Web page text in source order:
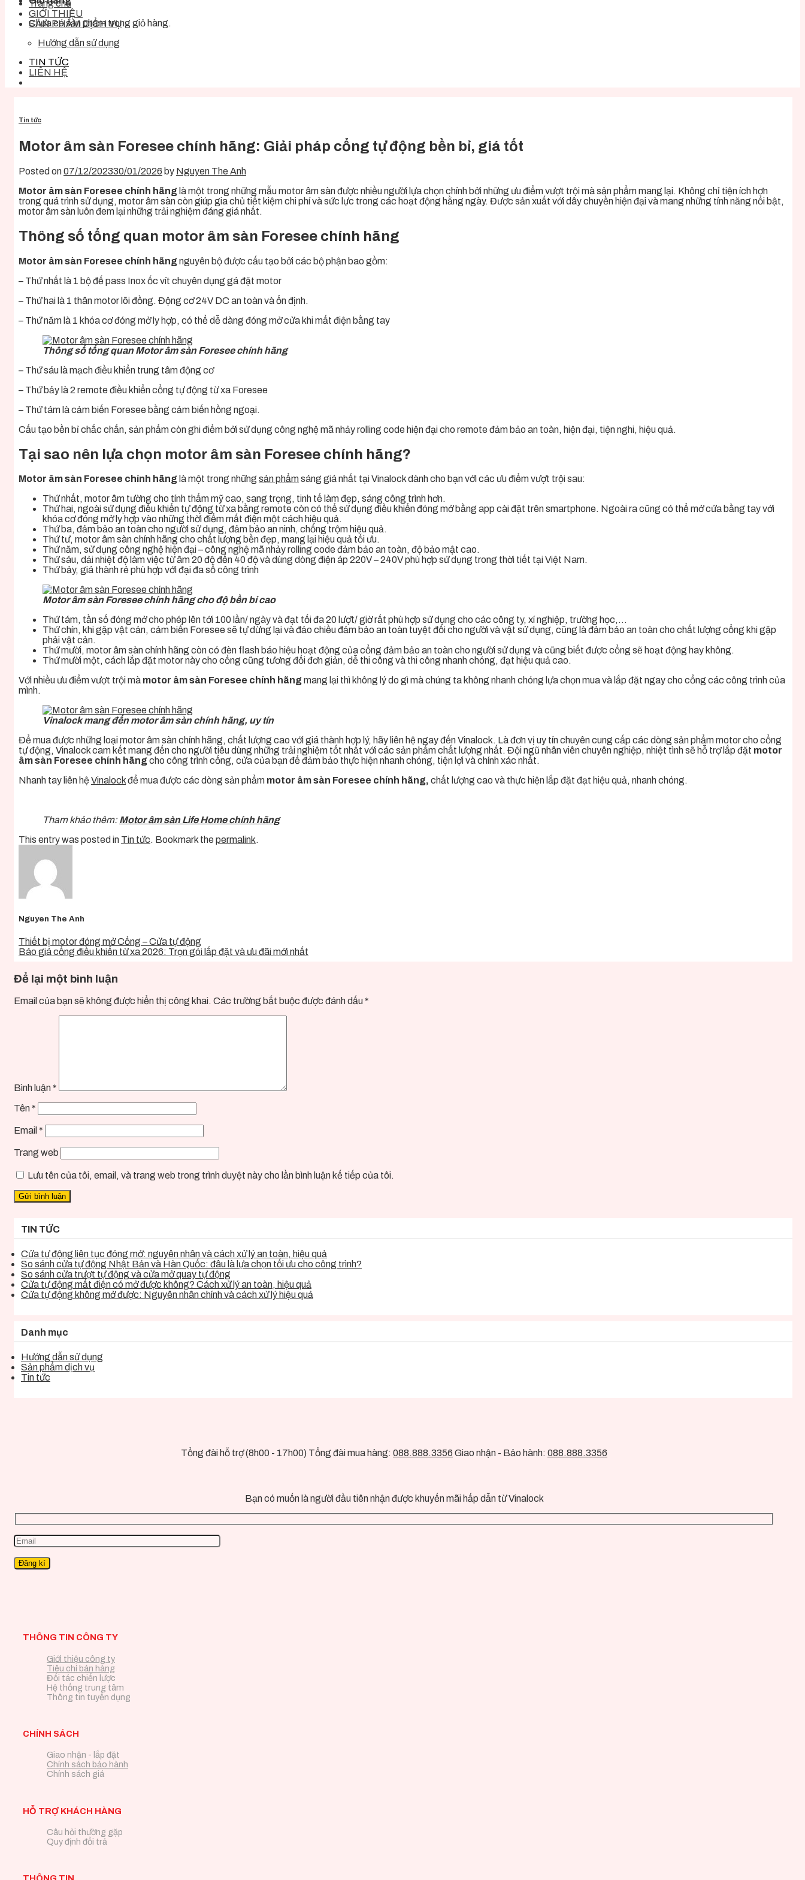
Chưa có sản phẩm trong giỏ hàng.
Trang chủ
GIỚI THIỆU
SẢN PHẨM DỊCH VỤ
Hướng dẫn sử dụng
TIN TỨC
LIÊN HỆ
Tin tức
Motor âm sàn Foresee chính hãng: Giải pháp cổng tự động bền bỉ, giá tốt
Posted on07/12/202330/01/2026 by Nguyen The Anh
Motor âm sàn Foresee chính hãng là một trong những mẫu motor âm sàn được nhiều người lựa chọn chính bởi những ưu điểm vượt trội mà sản phẩm mang lại. Không chỉ tiện ích hơn
trong quá trình sử dụng, motor âm sàn còn giúp gia chủ tiết kiệm chi phí và sức lực trong các hoạt động hằng ngày. Được sản xuất với dây chuyền hiện đại và mang những tính năng nổi bật,
motor âm sàn luôn đem lại những trải nghiệm đáng giá nhất.
Thông số tổng quan motor âm sàn Foresee chính hãng
Motor âm sàn Foresee chính hãng nguyên bộ được cấu tạo bởi các bộ phận bao gồm:
– Thứ nhất là 1 bộ đế pass Inox ốc vít chuyên dụng gá đặt motor
– Thứ hai là 1 thân motor lõi đồng. Động cơ 24V DC an toàn và ổn định.
– Thứ năm là 1 khóa cơ đóng mở ly hợp, có thể dễ dàng đóng mở cửa khi mất điện bằng tay
Thông số tổng quan Motor âm sàn Foresee chính hãng
– Thứ sáu là mạch điều khiển trung tâm động cơ
– Thứ bảy là 2 remote điều khiển cổng tự động từ xa Foresee
– Thứ tám là cảm biến Foresee bằng cảm biến hồng ngoại.
Cấu tạo bền bỉ chắc chắn, sản phẩm còn ghi điểm bởi sử dụng công nghệ mã nhảy rolling code hiện đại cho remote đảm bảo an toàn, hiện đại, tiện nghi, hiệu quả.
Tại sao nên lựa chọn motor âm sàn Foresee chính hãng?
Motor âm sàn Foresee chính hãng là một trong những sản phẩmsáng giá nhất tại Vinalock dành cho bạn với các ưu điểm vượt trội sau:
Thứ nhất, motor âm tường cho tính thẩm mỹ cao, sang trọng, tinh tế làm đẹp, sáng công trình hơn.
Thứ hai, ngoài sử dụng điều khiển tự động từ xa bằng remote còn có thể sử dụng điều khiển đóng mở bằng app cài đặt trên smartphone. Ngoài ra cũng có thể mở cửa bằng tay với
khóa cơ đóng mở ly hợp vào những thời điểm mất điện một cách hiệu quả.
Thứ ba, đảm bảo an toàn cho người sử dụng, đảm bảo an ninh, chống trộm hiệu quả.
Thứ tư, motor âm sàn chính hãng cho chất lượng bền đẹp, mang lại hiệu quả tối ưu.
Thứ năm, sử dụng công nghệ hiện đại – công nghệ mã nhảy rolling code đảm bảo an toàn, độ bảo mật cao.
Thứ sáu, dải nhiệt độ làm việc từ âm 20 độ đến 40 độ và dùng dòng điện áp 220V – 240V phù hợp sử dụng trong thời tiết tại Việt Nam.
Thứ bảy, giá thành rẻ phù hợp với đại đa số công trình
Motor âm sàn Foresee chính hãng cho độ bền bỉ cao
Thứ tám, tần số đóng mở cho phép lên tới 100 lần/ ngày và đạt tối đa 20 lượt/ giờ rất phù hợp sử dụng cho các công ty, xí nghiệp, trường học,…
Thứ chín, khi gặp vật cản, cảm biến Foresee sẽ tự dừng lại và đảo chiều đảm bảo an toàn tuyệt đối cho người và vật sử dụng, cũng là đảm bảo an toàn cho chất lượng cổng khi gặp
phải vật cản.
Thứ mười, motor âm sàn chính hãng còn có đèn flash báo hiệu hoạt động của cổng đảm bảo an toàn cho người sử dụng và cũng biết được cổng sẽ hoạt động hay không.
Thứ mười một, cách lắp đặt motor này cho cổng cũng tương đối đơn giản, dễ thi công và thi công nhanh chóng, đạt hiệu quả cao.
Với nhiều ưu điểm vượt trội mà motor âm sàn Foresee chính hãng mang lại thì không lý do gì mà chúng ta không nhanh chóng lựa chọn mua và lắp đặt ngay cho cổng các công trình của
mình.
Vinalock mang đến motor âm sàn chính hãng, uy tín
Để mua được những loạimotor âm sàn chính hãng, chất lượng cao với giá thành hợp lý, hãy liên hệ ngay đến Vinalock. Là đơn vị uy tín chuyên cung cấp các dòng sản phẩm motor cho cổng
tự động, Vinalock cam kết mang đến cho người tiêu dùng những trải nghiệm tốt nhất với các sản phẩm chất lượng nhất. Đội ngũ nhân viên chuyên nghiệp, nhiệt tình sẽ hỗ trợ lắp đặt motor
âm sàn Foresee chính hãng cho công trình cổng, cửa của bạn để đảm bảo thực hiện nhanh chóng, tiện lợi và chính xác nhất.
Nhanh tay liên hệVinalockđể mua được các dòng sản phẩm motor âm sàn Foresee chính hãng, chất lượng cao và thực hiện lắp đặt đạt hiệu quả, nhanh chóng.
Tham khảo thêm: Motor âm sàn Life Home chính hãng
This entry was posted in Tin tức. Bookmark thepermalink.
Nguyen The Anh
Thiết bị motor đóng mở Cổng – Cửa tự động
Báo giá cổng điều khiển từ xa 2026: Trọn gói lắp đặt và ưu đãi mới nhất
Để lại một bình luận
Email của bạn sẽ không được hiển thị công khai. Các trường bắt buộc được đánh dấu *
Bình luận *
Tên *
Email *
Trang web
Lưu tên của tôi, email, và trang web trong trình duyệt này cho lần bình luận kế tiếp của tôi.
TIN TỨC
Cửa tự động liên tục đóng mở: nguyên nhân và cách xử lý an toàn, hiệu quả
So sánh cửa tự động Nhật Bản và Hàn Quốc: đâu là lựa chọn tối ưu cho công trình?
So sánh cửa trượt tự động và cửa mở quay tự động
Cửa tự động mất điện có mở được không? Cách xử lý an toàn, hiệu quả
Cửa tự động không mở được: Nguyên nhân chính và cách xử lý hiệu quả
Danh mục
Hướng dẫn sử dụng
Sản phẩm dịch vụ
Tin tức
Tổng đài hỗ trợ (8h00 - 17h00) Tổng đài mua hàng: 088.888.3356 Giao nhận - Bảo hành: 088.888.3356
Bạn có muốn là người đầu tiên nhận được khuyến mãi hấp dẫn từ Vinalock
THÔNG TIN CÔNG TY
Giới thiệu công ty
Tiêu chí bán hàng
Đối tác chiến lược
Hệ thống trung tâm
Thông tin tuyển dụng
CHÍNH SÁCH
Giao nhận - lắp đặt
Chính sách bảo hành
Chính sách giá
HỖ TRỢ KHÁCH HÀNG
Câu hỏi thường gặp
Quy định đổi trả